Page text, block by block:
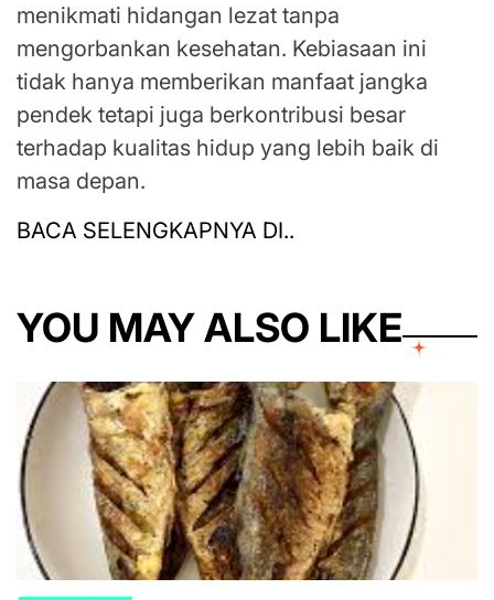
menikmati hidangan lezat tanpa
mengorbankan kesehatan. Kebiasaan ini
tidak hanya memberikan manfaat jangka
pendek tetapi juga berkontribusi besar
terhadap kualitas hidup yang lebih baik di
masa depan.
BACA SELENGKAPNYA DI..
YOU MAY ALSO LIKE